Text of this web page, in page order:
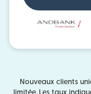
Nouveaux clients
limitée. Les taux